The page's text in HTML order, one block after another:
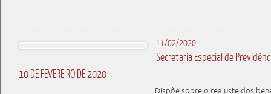
11/02/2020
Secretaria Especial de
10 DE FEVEREIRO DE 2020
Dispõe sobre o reajuste dos